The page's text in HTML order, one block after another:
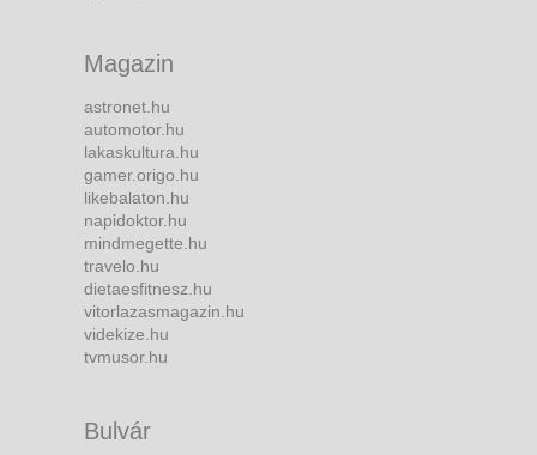
Magazin
astronet.hu
automotor.hu
lakaskultura.hu
gamer.origo.hu
likebalaton.hu
napidoktor.hu
mindmegette.hu
travelo.hu
dietaesfitnesz.hu
vitorlazasmagazin.hu
videkize.hu
tvmusor.hu
Bulvár